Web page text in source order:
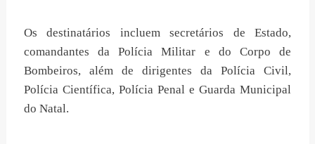
Os destinatários incluem secretários de Estado,
comandantes da Polícia Militar e do Corpo de
Bombeiros, além de dirigentes da Polícia Civil,
Polícia Científica, Polícia Penal e Guarda Municipal
do Natal.